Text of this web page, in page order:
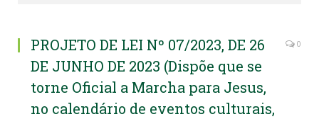
PROJETO DE LEI Nº 07/2023, DE 26
DE JUNHO DE 2023 (Dispõe que se
torne Oficial a Marcha para Jesus,
no calendário de eventos culturais,
0